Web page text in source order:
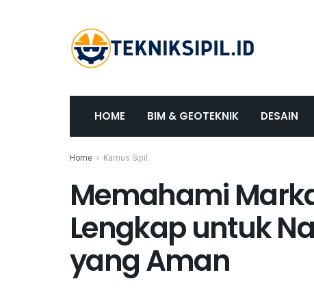
HOME BIM & GEOTEKNIK DESAIN
Home Kamus Sipil
Memahami
Lengkap untuk
yang Aman